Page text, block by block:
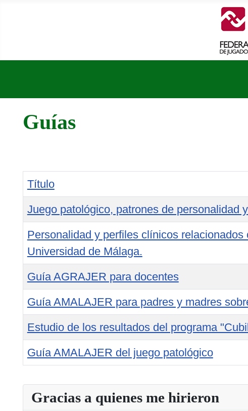
Guías
Título
Juego patológico, patrones de personalidad
Personalidad y perfiles clínicos
Universidad de Málaga.
Guía AGRAJER para docentes
Guía AMALAJER para padres y madres
Estudio de los resultados del programa
Guía AMALAJER del juego patológico
Gracias a quienes me hirieron